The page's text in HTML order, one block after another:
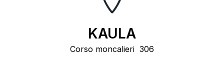
KAULA
Corso moncalieri 306